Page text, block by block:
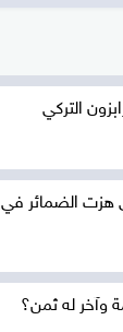
التركي
هزت الضمائر في
وآخر له ثمن؟